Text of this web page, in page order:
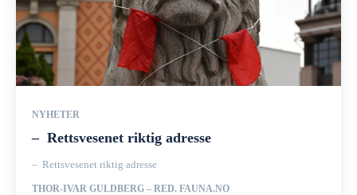
NYHETER
– Rettsvesenet riktig adresse
– Rettsvesenet riktig adresse
THOR-IVAR GULDBERG – RED. FAUNA.NO